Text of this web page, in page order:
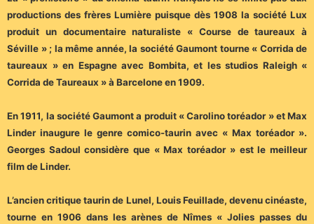
productions des frères Lumière puisque dès 1908 la société Lux
produit un documentaire naturaliste « Course de taureaux à
Séville » ; la même année, la société Gaumont tourne « Corrida de
taureaux » en Espagne avec Bombita, et les studios Raleigh «
Corrida de Taureaux » à Barcelone en 1909.
En 1911, la société Gaumont a produit « Carolino toréador » et Max
Linder inaugure le genre comico-taurin avec « Max toréador ».
Georges Sadoul considère que « Max toréador » est le meilleur
film de Linder.
L’ancien critique taurin de Lunel, Louis Feuillade, devenu cinéaste,
tourne en 1906 dans les arènes de Nîmes « Jolies passes du